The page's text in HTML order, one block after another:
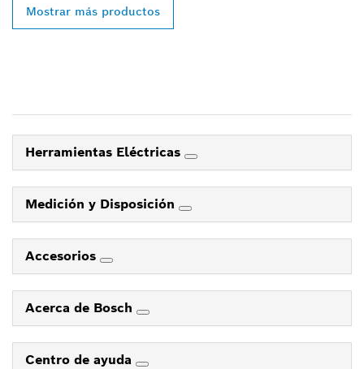
Mostrar más productos
Herramientas Eléctricas
Medición y Disposición
Accesorios
Acerca de Bosch
Centro de ayuda